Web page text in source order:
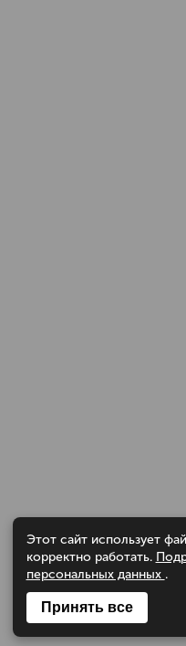
Этот сайт использует
корректно работать.
персональных данных .
Принять все